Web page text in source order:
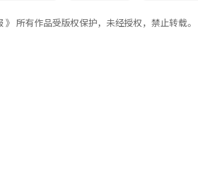
》 所有作品受版权保护，未经授权，禁止转载。